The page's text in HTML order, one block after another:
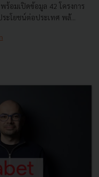
ร้อมเปิดข้อมูล 42 โครงการ
ะโยชน์ต่อประเทศ พลั...